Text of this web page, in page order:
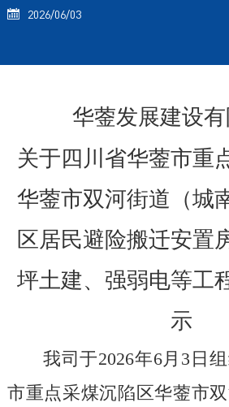
 2026/06/03
华蓥发展建设有
关于四川省华蓥市重
华蓥市双河街道（城
区居民避险搬迁安置
坪土建、强弱电等工
示
我司于2026年6月 3 日
市重点采煤沉陷区华蓥市双